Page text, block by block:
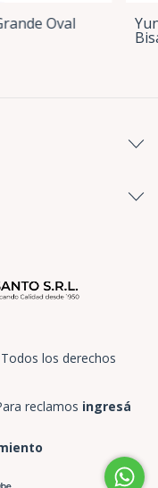
Oval
los derechos
reclamos ingresá